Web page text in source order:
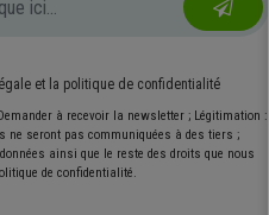
et la politique de confidentialité
à recevoir la newsletter ; Légitimation :
ne seront pas communiquées à des tiers ;
ainsi que le reste des droits que nous
de confidentialité.